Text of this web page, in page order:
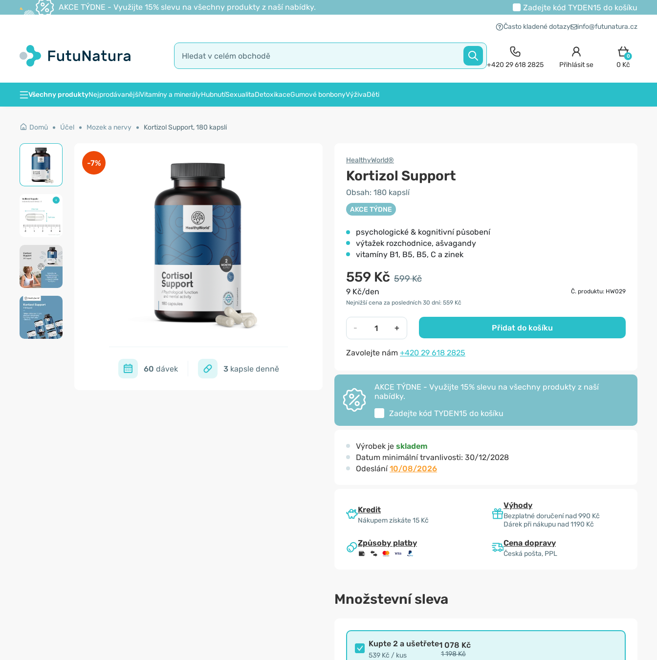
AKCE TÝDNE - Využijte 15% slevu na všechny produkty z naší nabídky. Zadejte kód TYDEN15 do košíku
Často kladené dotazy info@futunatura.cz
+420 29 618 2825 Přihlásit se
0
0 Kč
Všechny produktyNejprodávanějšíVitamíny a minerályHubnutíSexualitaDetoxikaceGumové bonbonyVýživaDěti
Domů Účel Mozek a nervy Kortizol Support, 180 kapslí
-7%
60 dávek 3kapsle denně
HealthyWorld®
Kortizol Support
Obsah: 180 kapslí
AKCE TÝDNE
psychologické & kognitivní působení
výtažek rozchodnice, ašvagandy
vitamíny B1, B5, B5, C a zinek
559 Kč 599 Kč
9 Kč/den
Č. produktu: HW029
Nejnižší cena za posledních 30 dní: 559 Kč
- + Přidat do košíku
Zavolejte nám +420 29 618 2825
AKCE TÝDNE - Využijte 15% slevu na všechny produkty z naší
nabídky.
Zadejte kód TYDEN15 do košíku
Výrobek je skladem
Datum minimální trvanlivosti: 30/12/2028
Odeslání10/08/2026
Kredit
Nákupem získáte 15 Kč
Výhody
Bezplatné doručení nad 990 Kč
Dárek při nákupu nad 1190 Kč
Způsoby platby Cena dopravy
Česká pošta, PPL
Množstevní sleva
Kupte 2 a ušetřete
539 Kč / kus
1 078 Kč
1 198 Kč